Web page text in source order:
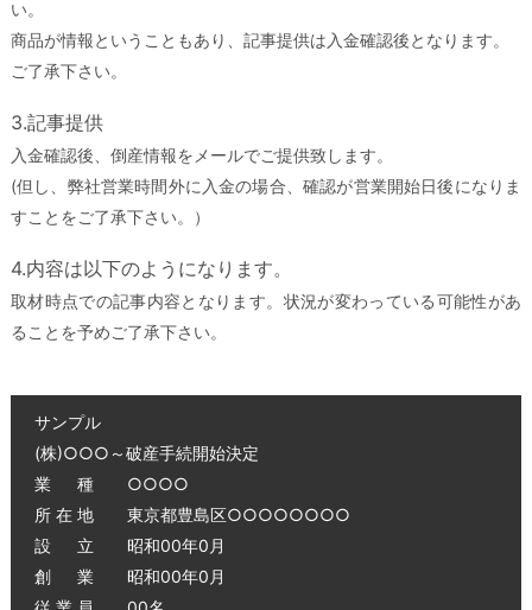
い。
商品が情報ということもあり、記事提供は入金確認後となります。
ご了承下さい。
3.記事提供
入金確認後、倒産情報をメールでご提供致します。
(但し、弊社営業時間外に入金の場合、確認が営業開始日後になりま
すことをご了承下さい。）
4.内容は以下のようになります。
取材時点での記事内容となります。状況が変わっている可能性があ
ることを予めご了承下さい。
サンプル
(株)○○○～破産手続開始決定
業 種 ○○○○
所 在 地 東京都豊島区○○○○○○○○
設 立 昭和00年0月
創 業 昭和00年0月